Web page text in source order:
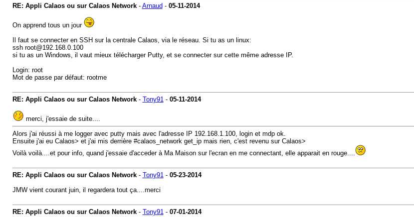
RE: Appli Calaos ou sur Calaos Network- Arnaud - 05-11-2014
On apprend tous un jour
Il faut se connecter en SSH sur la centrale Calaos, via le réseau. Si tu as un linux:
ssh root@192.168.0.100
si tu as un Windows, il vaut mieux télécharger Putty, et se connecter sur cette même adresse IP.
Login: root
Mot de passe par défaut: rootme
RE: Appli Calaos ou sur Calaos Network- Tony91- 05-11-2014
merci, j'essaie de suite....
Alors j'ai réussi à me logger avec putty mais avec l'adresse IP 192.168.1.100, login et mdp ok.
Ensuite j'ai eu Calaos> et j'ai mis derrière #calaos_network get_ip mais rien, c'est revenu sur Calaos>
Voilà voilà....et pour info, quand j'essaie d'acceder à Ma Maison sur l'ecran en me connectant, elle apparait en rouge....
RE: Appli Calaos ou sur Calaos Network- Tony91- 05-23-2014
JMW vient courant juin, il regardera tout ça....merci
RE: Appli Calaos ou sur Calaos Network- Tony91- 07-01-2014